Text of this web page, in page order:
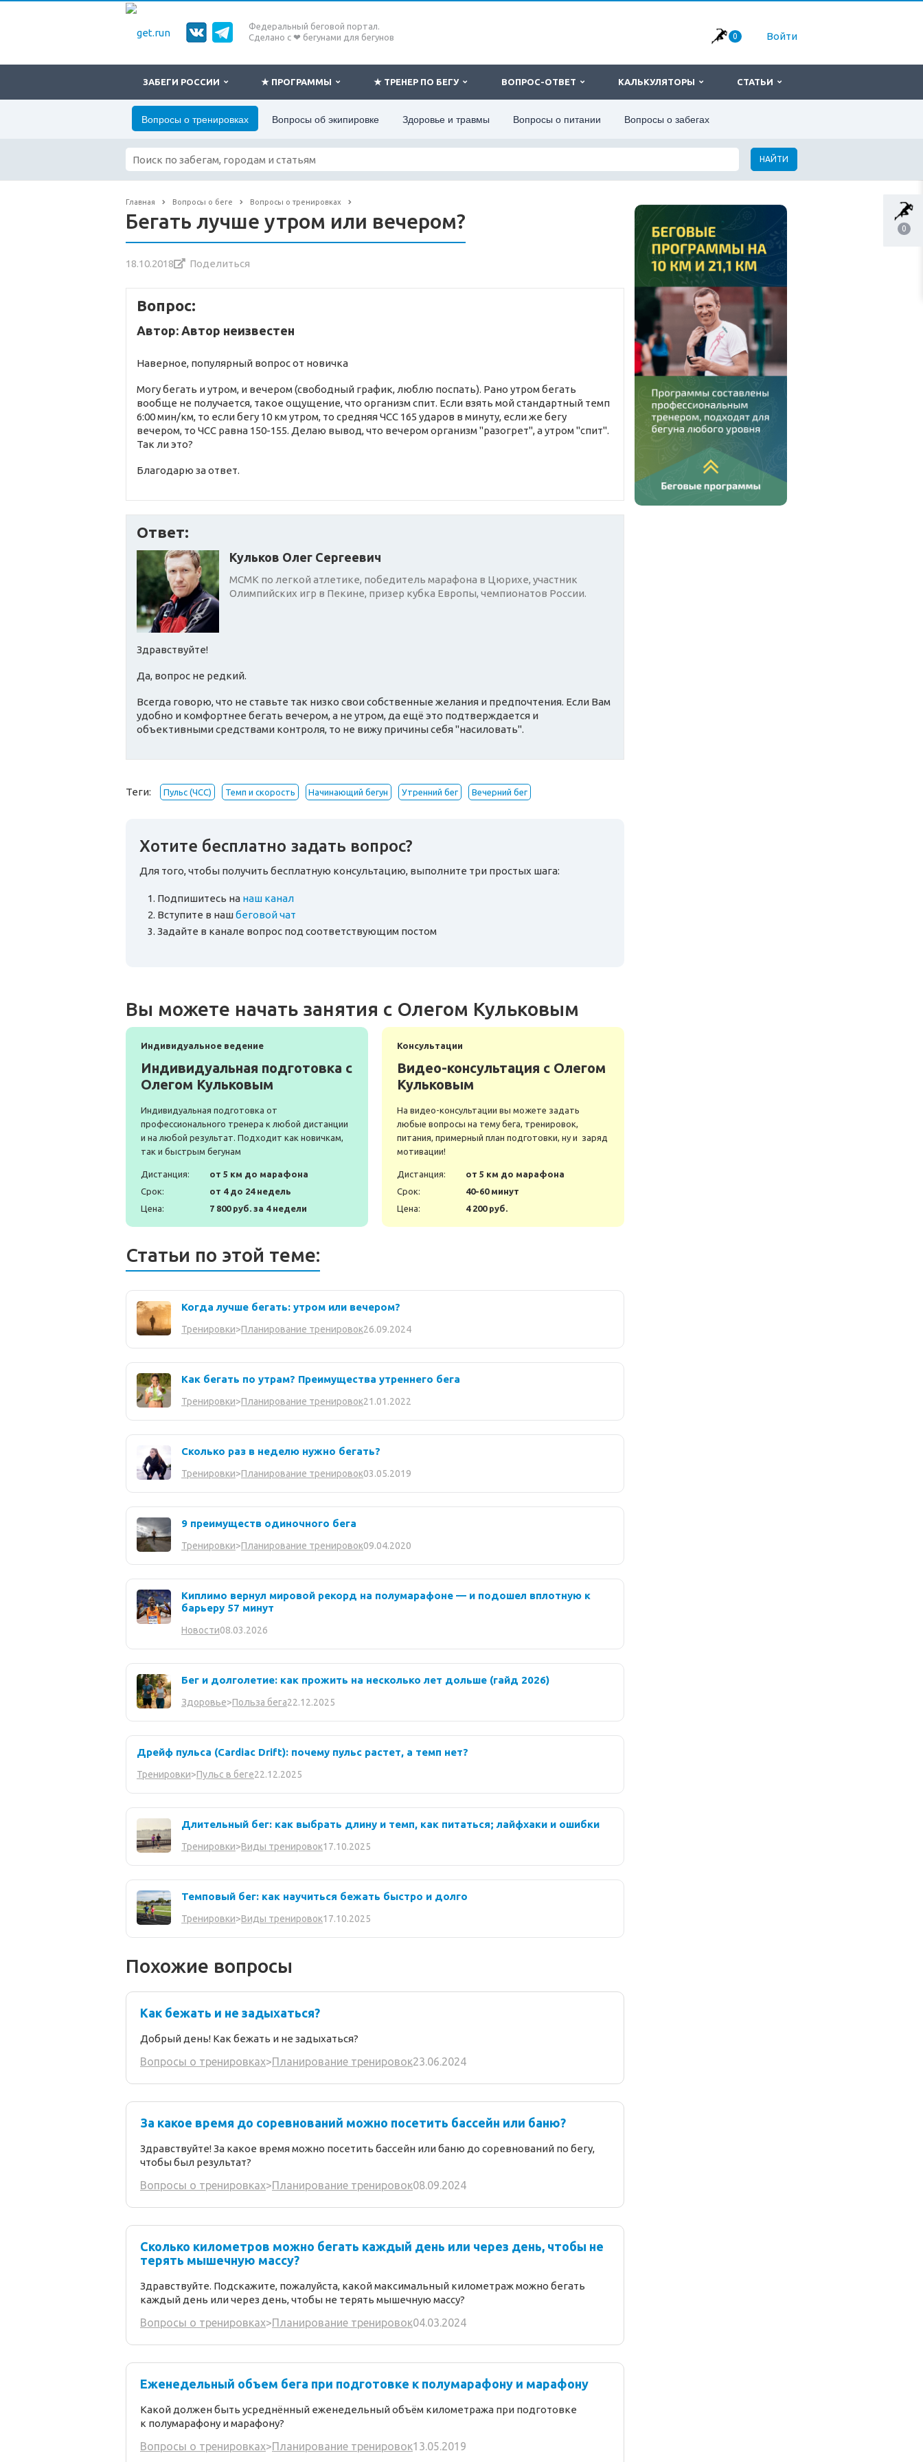
0
Федеральный беговой портал.
Сделано с ❤ бегунами для бегунов
0 Войти
ЗАБЕГИ РОССИИ ★ ПРОГРАММЫ ★ ТРЕНЕР ПО БЕГУ ВОПРОС-ОТВЕТ КАЛЬКУЛЯТОРЫ СТАТЬИ
Вопросы о тренировках Вопросы об экипировке Здоровье и травмы Вопросы о питании Вопросы о забегах
НАЙТИ
Главная Вопросы о беге Вопросы о тренировках
Бегать лучше утром или вечером?
18.10.2018 Поделиться
Вопрос:
Автор: Автор неизвестен
Наверное, популярный вопрос от новичка
Могу бегать и утром, и вечером (свободный график, люблю поспать). Рано утром бегать
вообще не получается, такое ощущение, что организм спит. Если взять мой стандартный темп
6:00 мин/км, то если бегу 10 км утром, то средняя ЧСС 165 ударов в минуту, если же бегу
вечером, то ЧСС равна 150-155. Делаю вывод, что вечером организм "разогрет", а утром "спит".
Так ли это?
Благодарю за ответ.
Ответ:
Кульков Олег Сергеевич
МСМК по легкой атлетике, победитель марафона в Цюрихе, участник
Олимпийских игр в Пекине, призер кубка Европы, чемпионатов России.
Здравствуйте!
Да, вопрос не редкий.
Всегда говорю, что не ставьте так низко свои собственные желания и предпочтения. Если Вам
удобно и комфортнее бегать вечером, а не утром, да ещё это подтверждается и
объективными средствами контроля, то не вижу причины себя "насиловать".
Теги: Пульс (ЧСС) Темп и скорость Начинающий бегун Утренний бег Вечерний бег
Хотите бесплатно задать вопрос?
Для того, чтобы получить бесплатную консультацию, выполните три простых шага:
Подпишитесь на наш канал
Вступите в нашбеговой чат
Задайте в канале вопрос под соответствующим постом
Вы можете начать занятия с Олегом Кульковым
Индивидуальное ведение
Индивидуальная подготовка с
Олегом Кульковым
Индивидуальная подготовка от
профессионального тренера к любой дистанции
и на любой результат. Подходит как новичкам,
так и быстрым бегунам
Дистанция:
от 5 км до марафона
Срок:
от 4 до 24 недель
Цена:
7 800 руб. за 4 недели
Консультации
Видео-консультация с Олегом
Кульковым
На видео-консультации вы можете задать
любые вопросы на тему бега, тренировок,
питания, примерный план подготовки, ну и заряд
мотивации!
Дистанция:
от 5 км до марафона
Срок:
40-60 минут
Цена:
4 200 руб.
Статьи по этой теме:
Когда лучше бегать: утром или вечером?
Тренировки>Планирование тренировок26.09.2024
Как бегать по утрам? Преимущества утреннего бега
Тренировки>Планирование тренировок21.01.2022
Сколько раз в неделю нужно бегать?
Тренировки>Планирование тренировок03.05.2019
9 преимуществ одиночного бега
Тренировки>Планирование тренировок09.04.2020
Киплимо вернул мировой рекорд на полумарафоне — и подошел вплотную к
барьеру 57 минут
Новости08.03.2026
Бег и долголетие: как прожить на несколько лет дольше (гайд 2026)
Здоровье>Польза бега22.12.2025
Дрейф пульса (Cardiac Drift): почему пульс растет, а темп нет?
Тренировки>Пульс в беге22.12.2025
Длительный бег: как выбрать длину и темп, как питаться; лайфхаки и ошибки
Тренировки>Виды тренировок17.10.2025
Темповый бег: как научиться бежать быстро и долго
Тренировки>Виды тренировок17.10.2025
Похожие вопросы
Как бежать и не задыхаться?
Добрый день! Как бежать и не задыхаться?
Вопросы о тренировках>Планирование тренировок23.06.2024
За какое время до соревнований можно посетить бассейн или баню?
Здравствуйте! За какое время можно посетить бассейн или баню до соревнований по бегу,
чтобы был результат?
Вопросы о тренировках>Планирование тренировок08.09.2024
Сколько километров можно бегать каждый день или через день, чтобы не
терять мышечную массу?
Здравствуйте. Подскажите, пожалуйста, какой максимальный километраж можно бегать
каждый день или через день, чтобы не терять мышечную массу?
Вопросы о тренировках>Планирование тренировок04.03.2024
Еженедельный объем бега при подготовке к полумарафону и марафону
Какой должен быть усреднённый еженедельный объём километража при подготовке
к полумарафону и марафону?
Вопросы о тренировках>Планирование тренировок13.05.2019